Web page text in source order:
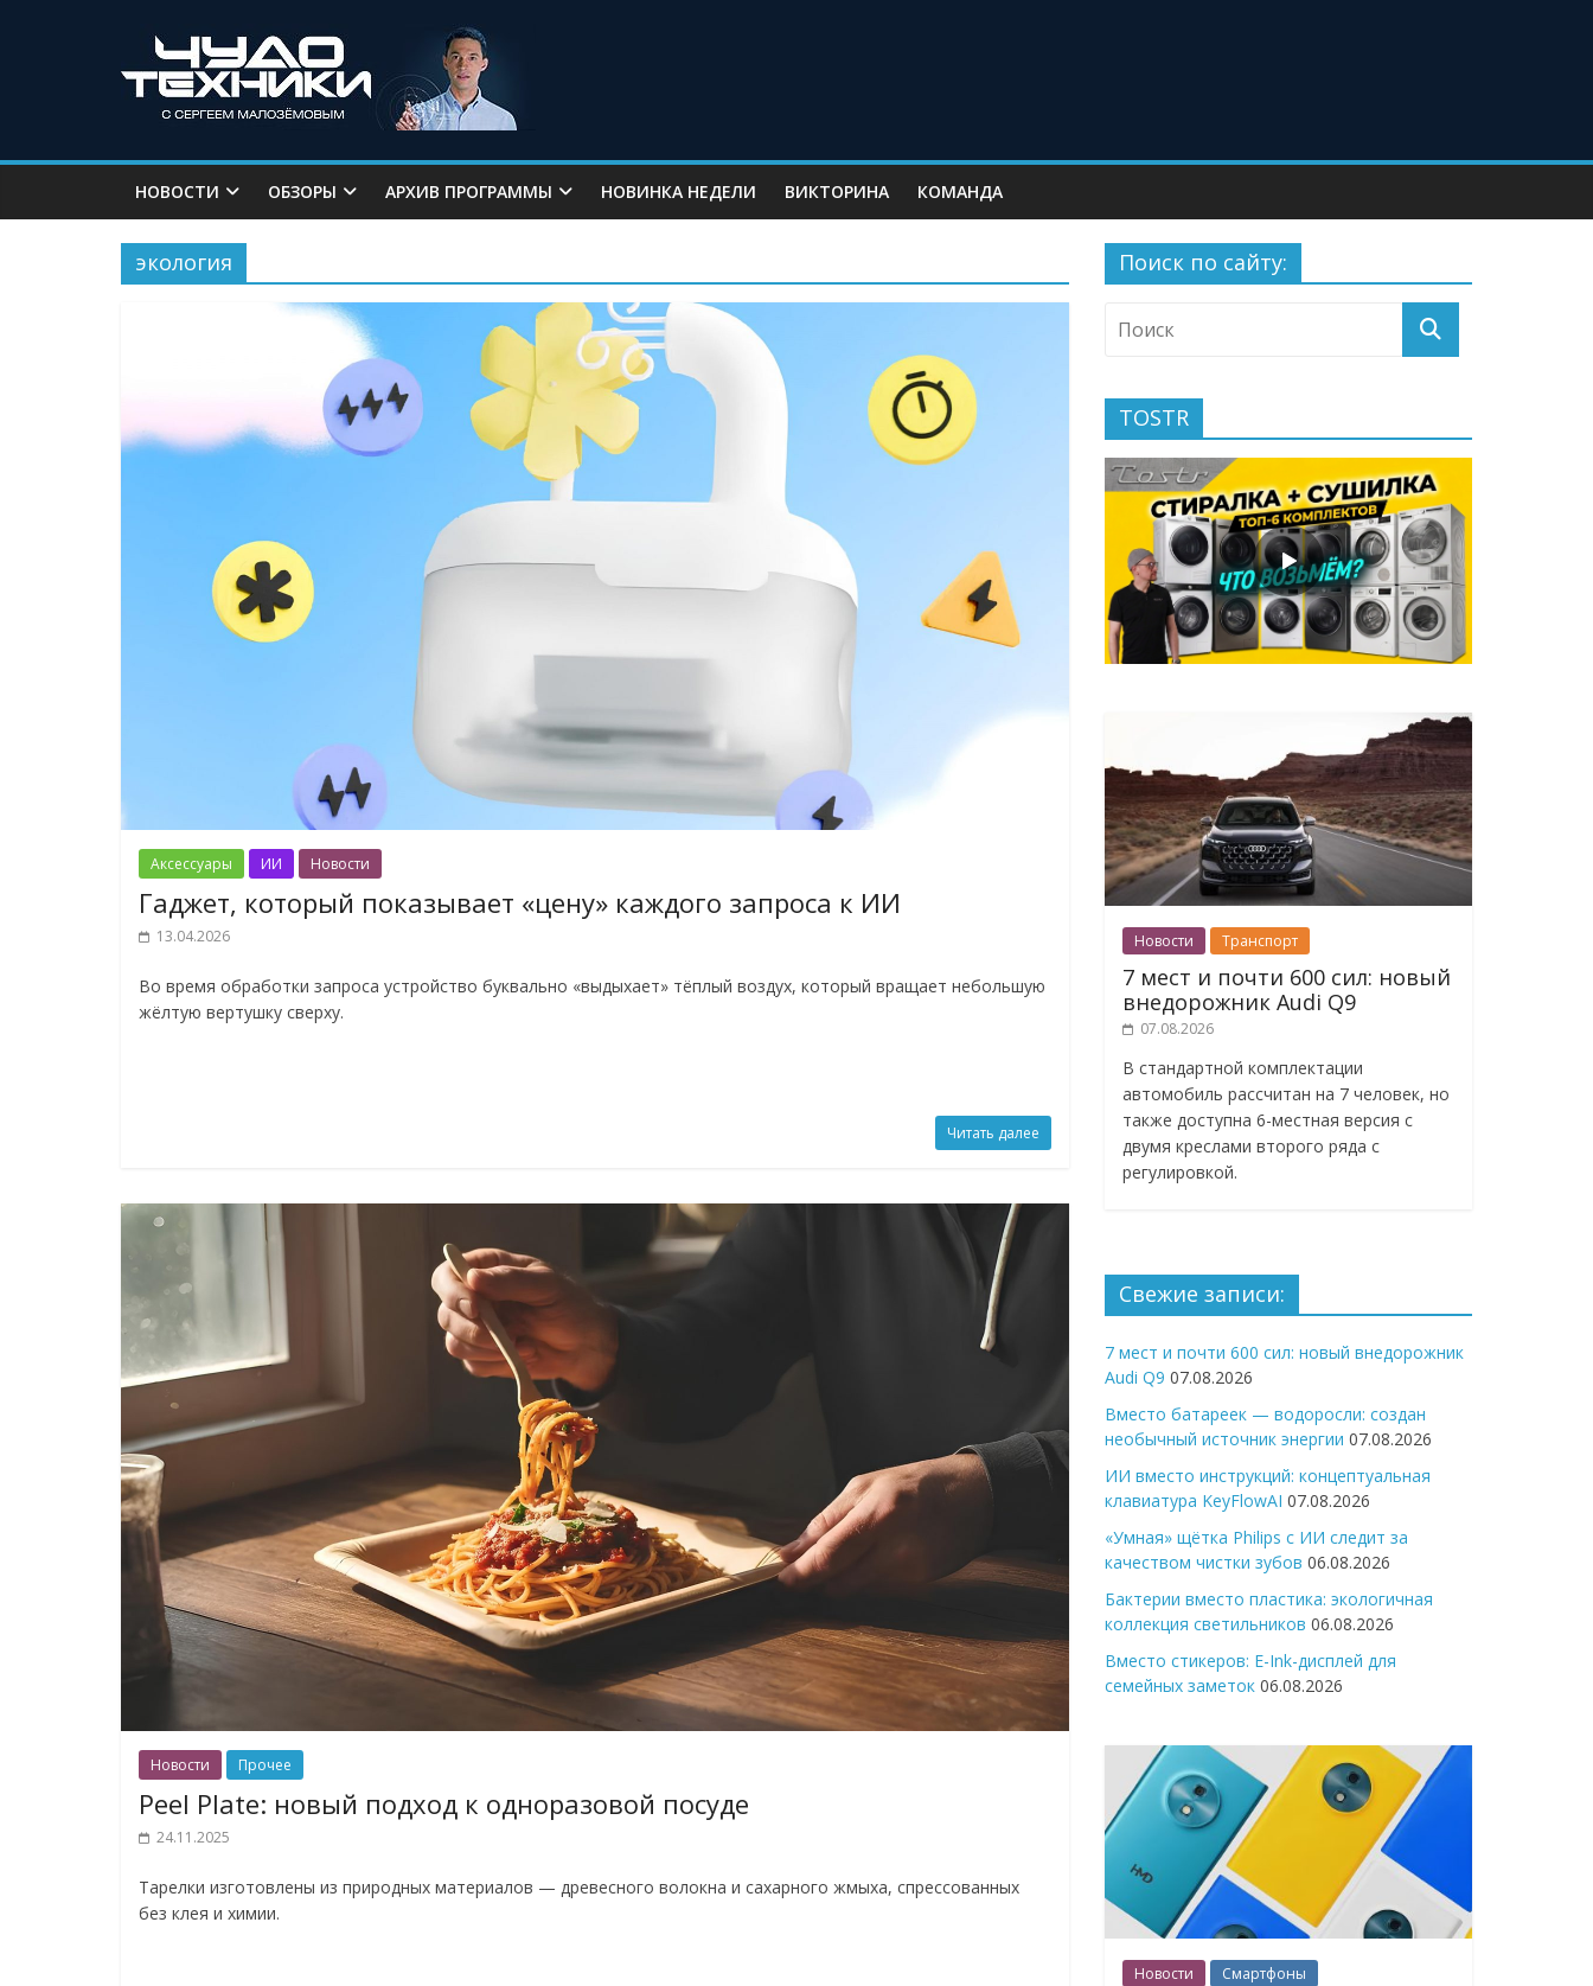
НОВОСТИ ОБЗОРЫ АРХИВ ПРОГРАММЫ НОВИНКА НЕДЕЛИ ВИКТОРИНА КОМАНДА
экология
Аксессуары ИИ Новости
Гаджет, который показывает «цену» каждого запроса к ИИ
13.04.2026
Во время обработки запроса устройство буквально «выдыхает» тёплый воздух, который вращает небольшую
жёлтую вертушку сверху.
Читать далее
Новости Прочее
Peel Plate: новый подход к одноразовой посуде
24.11.2025
Тарелки изготовлены из природных материалов — древесного волокна и сахарного жмыха, спрессованных
без клея и химии.
Поиск по сайту:
TOSTR
Новости Транспорт
7 мест и почти 600 сил: новый
внедорожник Audi Q9
07.08.2026
В стандартной комплектации
автомобиль рассчитан на 7 человек, но
также доступна 6-местная версия с
двумя креслами второго ряда с
регулировкой.
Свежие записи:
7 мест и почти 600 сил: новый внедорожник
Audi Q9 07.08.2026
Вместо батареек — водоросли: создан
необычный источник энергии 07.08.2026
ИИ вместо инструкций: концептуальная
клавиатура KeyFlowAI 07.08.2026
«Умная» щётка Philips с ИИ следит за
качеством чистки зубов 06.08.2026
Бактерии вместо пластика: экологичная
коллекция светильников 06.08.2026
Вместо стикеров: E-Ink-дисплей для
семейных заметок 06.08.2026
Новости Смартфоны